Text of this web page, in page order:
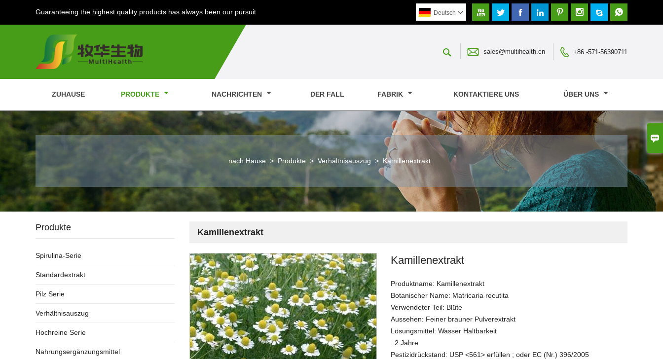

Guaranteeing the highest quality products has always been our pursuit        
Deutsch 
  sales@multihealth.cn  +86 -571-56390711
ZUHAUSE PRODUKTE NACHRICHTEN DER FALL FABRIK KONTAKTIERE UNS ÜBER UNS
nach Hause > Produkte > Verhältnisauszug > Kamillenextrakt
Kamillenextrakt
Kamillenextrakt
Produktname: Kamillenextrakt
Botanischer Name: Matricaria recutita
Verwendeter Teil: Blüte
Aussehen: Feiner brauner Pulverextrakt
Lösungsmittel: Wasser Haltbarkeit
: 2 Jahre
Pestizidrückstand: USP <561> erfüllen ; oder EC (Nr.) 396/2005
Produkte
Spirulina-Serie
Standardextrakt
Pilz Serie
Verhältnisauszug
Hochreine Serie
Nahrungsergänzungsmittel